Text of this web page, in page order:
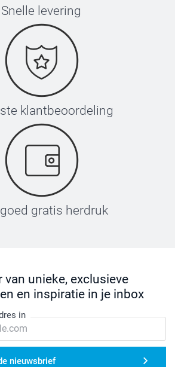
Snelle levering
klantbeoordeling
gratis herdruk
van unieke, exclusieve
en inspiratie in je inbox
in
nieuwsbrief